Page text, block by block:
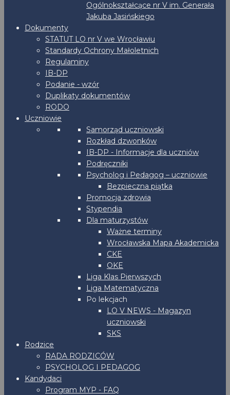
Ogólnokształcące nr V im. Generała
Jakuba Jasińskiego
Dokumenty
STATUT LO nr V we Wrocławiu
Standardy Ochrony Małoletnich
Regulaminy
IB-DP
Podanie - wzór
Duplikaty dokumentów
RODO
Uczniowie
Samorząd uczniowski
Rozkład dzwonków
IB-DP - Informacje dla uczniów
Podręczniki
Psycholog i Pedagog – uczniowie
Bezpieczna piątka
Promocja zdrowia
Stypendia
Dla maturzystów
Ważne terminy
Wrocławska Mapa Akademicka
CKE
OKE
Liga Klas Pierwszych
Liga Matematyczna
Po lekcjach
LO V NEWS - Magazyn
uczniowski
SKS
Rodzice
RADA RODZICÓW
PSYCHOLOG I PEDAGOG
Kandydaci
Program MYP - FAQ